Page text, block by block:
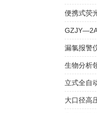
便携式荧
漏氯报警
生物分析
立式全自
大口径高